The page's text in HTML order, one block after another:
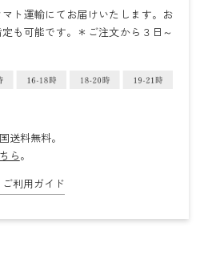
ト運輸にてお届けいたします。お
も可能です。＊ご注文から３日～
送料無料。
ら。
ご利用ガイド